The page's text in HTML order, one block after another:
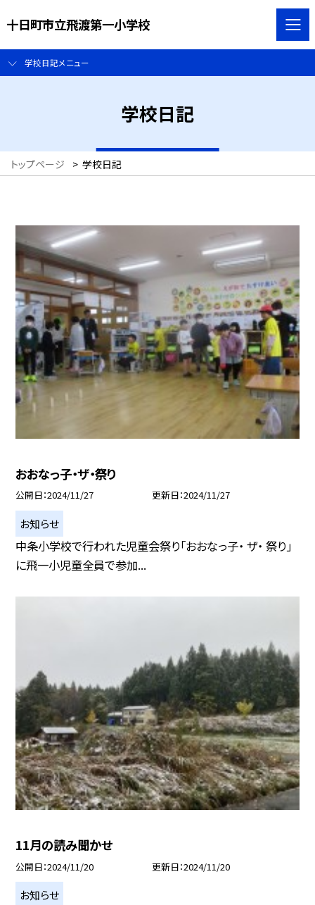
十日町市立飛渡第一小学校
学校日記メニュー
学校日記
トップページ > 学校日記
おおなっ子・ザ・祭り
公開日 2024/11/27 更新日 2024/11/27
お知らせ
中条小学校で行われた児童会祭り「おおなっ子・ ザ・ 祭り」
に飛一小児童全員で参加...
11月の読み聞かせ
公開日 2024/11/20 更新日 2024/11/20
お知らせ